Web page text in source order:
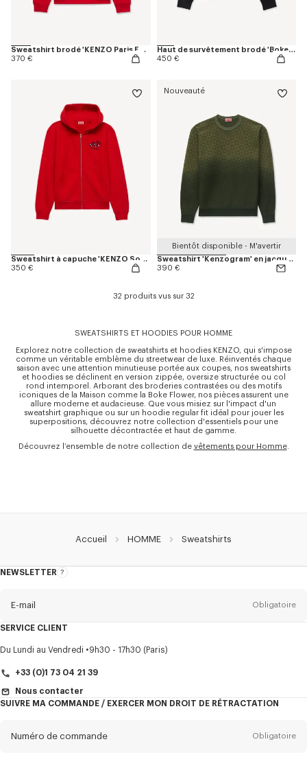
Sweatshirt brodé 'KENZO Paris Emblem' en coton
370 €
Haut de survêtement brodé 'Boke Flower 2.0'
450 €
Sweatshirt à capuche 'KENZO Sounds' en coton
350 €
Nouveauté
Bientôt disponible - M'avertir
Sweatshirt 'Kenzogram' en jacquard molletonné
390 €
32 produits vus sur 32
SWEATSHIRTS ET HOODIES POUR HOMME
Explorez notre collection de sweatshirts et hoodies KENZO, qui s'impose
comme un véritable emblème du streetwear de luxe. Réinventés chaque
saison avec une attention minutieuse portée aux coupes, nos sweatshirts
et hoodies se déclinent en version zippée, oversize structurée ou col
rond intemporel. Arborant des broderies contrastées ou des motifs
iconiques de la Maison comme la Boke Flower, nos pièces assurent une
allure moderne et audacieuse. Que vous misiez sur l'impact d'un
sweatshirt graphique ou sur un hoodie regular fit idéal pour jouer les
superpositions, découvrez notre collection d'essentiels pour une
silhouette décontractée et haut de gamme.
Découvrez l’ensemble de notre collection de vêtements pour Homme.
Accueil HOMME Sweatshirts
NEWSLETTER
A
E-mail Obligatoire
Titre Obligatoire
SERVICE CLIENT
Du Lundi au Vendredi 9h30 - 17h30 (Paris)
+33 (0)1 73 04 21 39
Nous contacter
SUIVRE MA COMMANDE / EXERCER MON DROIT DE RÉTRACTATION
Numéro de commande Obligatoire